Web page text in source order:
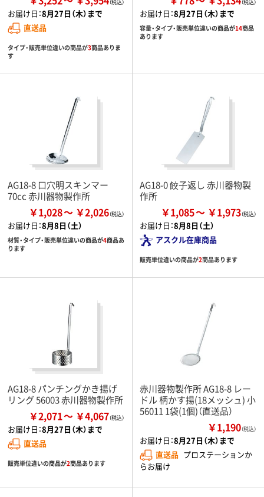
お届け日：8月27日（木）まで
直送品
タイプ・販売単位違いの商品が3商品ありま
す
お届け日：8月27日（木）まで
容量・タイプ・販売単位違いの商品が14商品
あります
AG18-8 口穴明スキンマー
70cc 赤川器物製作所
￥1,028 ￥2,026
お届け日：8月8日（土）
材質・タイプ・販売単位違いの商品が4商品あ
ります
AG18-0 餃子返し 赤川器物製
作所
￥1,085 ￥1,973
お届け日：8月8日（土）
アスクル在庫商品
販売単位違いの商品が2商品あります
AG18-8 パンチングかき揚げ
リング 56003 赤川器物製作所
￥2,071 ￥4,067
お届け日：8月27日（木）まで
直送品
販売単位違いの商品が2商品あります
赤川器物製作所 AG18-8 レー
ドル 柄かす揚(18メッシュ) 小
56011 1袋(1個)（直送品）
￥1,190（税込）
お届け日：8月27日（木）まで
直送品 プロステーションか
らお届け